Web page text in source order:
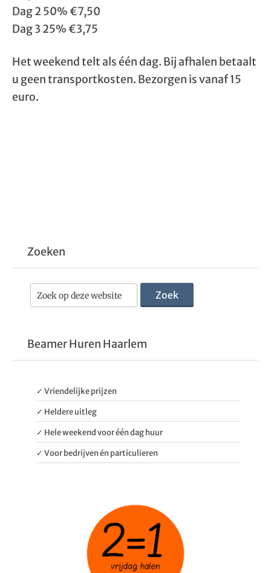
Dag 2 50% €7,50
Dag 3 25% €3,75
Het weekend telt als één dag. Bij afhalen betaalt
u geen transportkosten. Bezorgen is vanaf 15
euro.
Zoeken
Beamer Huren Haarlem
✓ Vriendelijke prijzen
✓ Heldere uitleg
✓ Hele weekend voor één dag huur
✓ Voor bedrijven én particulieren